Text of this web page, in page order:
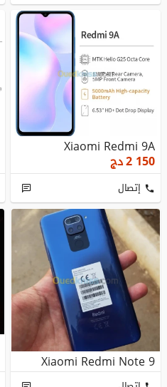
Xiaomi Redmi 9A
2 150دج
إتصال
Xiaomi Redmi Note 9